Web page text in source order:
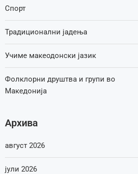
Спорт
Традиционални јадења
Учиме макеодонски јазик
Фолклорни друштва и групи во
Македонија
Архива
август 2026
јули 2026